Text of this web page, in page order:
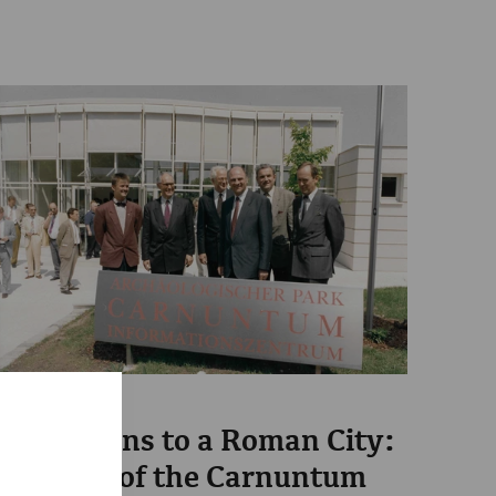
From Ruins to a Roman City:
30 Years of the Carnuntum